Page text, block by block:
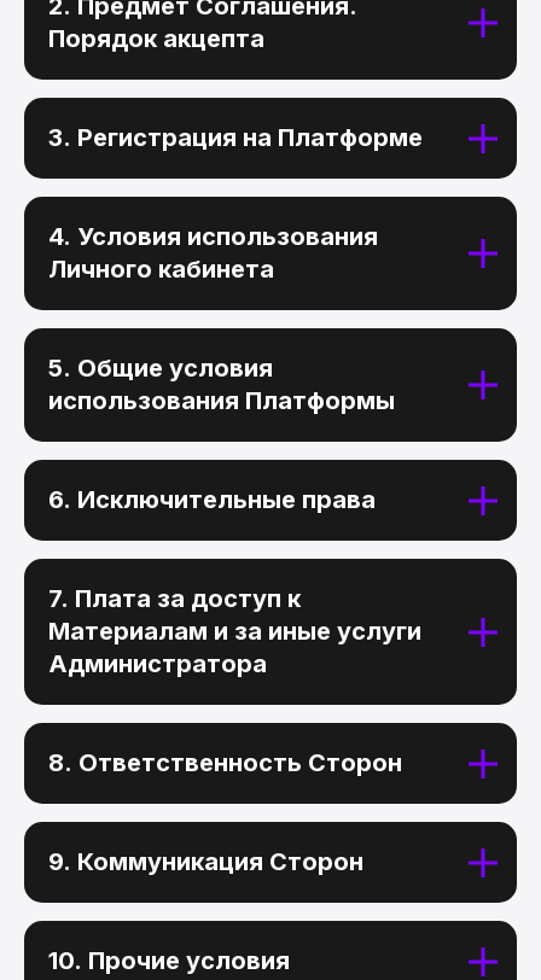
2. Предмет Соглашения.
Порядок акцепта
3. Регистрация на Платформе
4. Условия использования
Личного кабинета
5. Общие условия
использования Платформы
6. Исключительные права
7. Плата за доступ к
Материалам и за иные услуги
Администратора
8. Ответственность Сторон
9. Коммуникация Сторон
10. Прочие условия